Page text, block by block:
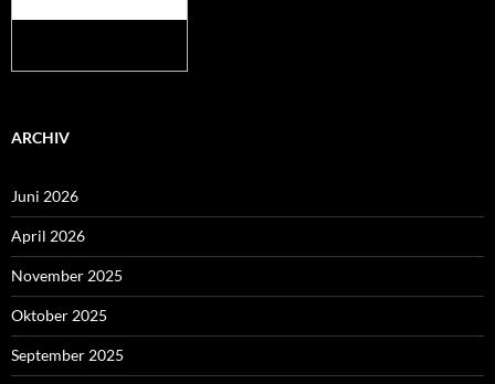
ARCHIV
Juni 2026
April 2026
November 2025
Oktober 2025
September 2025